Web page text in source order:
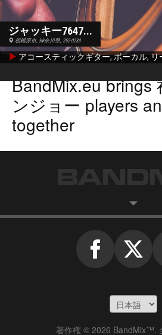
ジャッキー7647...
相模原市, 神奈川県, 252-0233
アコースティックギター, ボーカル, リー
BandMix.eubrings
ンジョー players
together
著作権 © 2026 BandMix™.